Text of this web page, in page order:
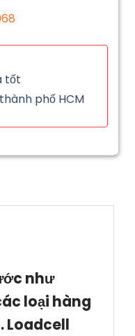
tốt
phố HCM
như
loại hàng
Loadcell